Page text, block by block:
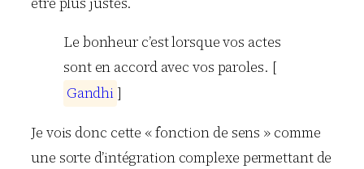
Le bonheur c’est lorsque vos actes
sont en accord avec vos paroles. [
Gandhi ]
Je vois donc cette « fonction de sens » comme
une sorte d’intégration complexe permettant de